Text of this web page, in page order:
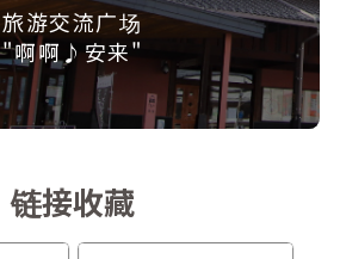
旅游交流广场
"啊啊♪安来"
链接收藏